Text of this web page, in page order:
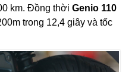
km. Đồng thời Genio 110
trong 12,4 giây và tốc